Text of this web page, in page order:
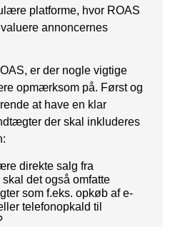
platforme, hvor ROAS
annoncernes
er der nogle vigtige
opmærksom på. Først og
at have en klar
der skal inkluderes
direkte salg fra
det også omfatte
som f.eks. opkøb af e-
telefonopkald til